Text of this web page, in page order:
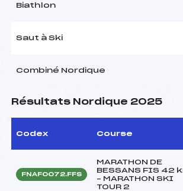
Biathlon
Saut à Ski
Combiné Nordique
Résultats Nordique 2025
Codex Course
FNAF0072.FFS
MARATHON DE
BESSANS FIS 42
– MARATHON SKI
TOUR 2